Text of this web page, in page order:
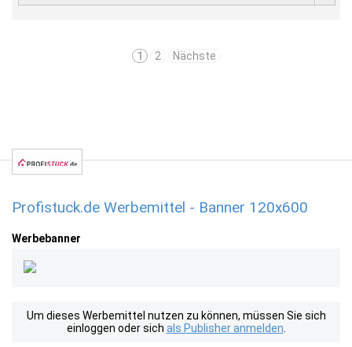
1 2 Nächste
Profistuck.de Werbemittel - Banner 120x600
Werbebanner
Um dieses Werbemittel nutzen zu können, müssen Sie sich
einloggen oder sich als Publisher anmelden